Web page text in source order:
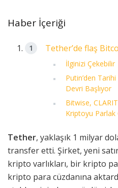
Haber İçeriği
Tether’de flaş
İlginizi Çekebilir
Putin’den
Devri Başlıyor
Bitwise,
Kriptoyu
Tether, yaklaşık 1 milyar
transfer etti. Şirket, yeni
kripto varlıkları, bir kripto
kripto para cüzdanına